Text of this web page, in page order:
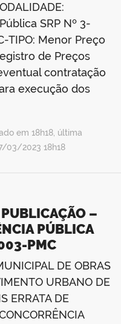
SRP Nº 3-
TIPO: Menor Preço
de Preços
contratação
execução dos
em 18h18, última
03/2023 18h18
–
PÚBLICA
PMC
DE OBRAS
URBANO DE
ERRATA DE